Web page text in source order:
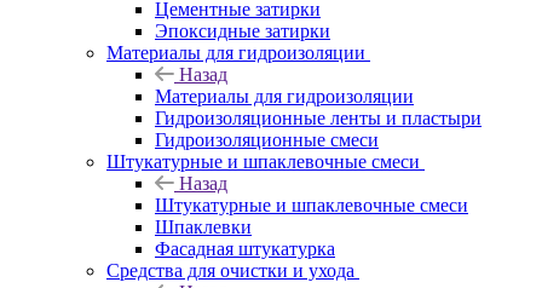
Цементные затирки
Эпоксидные затирки
Материалы для гидроизоляции
Назад
Материалы для гидроизоляции
Гидроизоляционные ленты и пластыри
Гидроизоляционные смеси
Штукатурные и шпаклевочные смеси
Назад
Штукатурные и шпаклевочные смеси
Шпаклевки
Фасадная штукатурка
Средства для очистки и ухода